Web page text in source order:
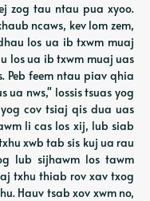
zog tau ntau pua xyoo.
ncaws, kev lom zem,
los ua ib txwm muaj
los ua ib txwm muaj uas
Peb feem ntau piav qhia
ua nws," lossis tsuas yog
cov tsiaj qis dua uas
li cas los xij, lub siab
xwb tab sis kuj ua rau
lub sijhawm los tawm
txhu thiab rov xav txog
Hauv tsab xov xwm no,